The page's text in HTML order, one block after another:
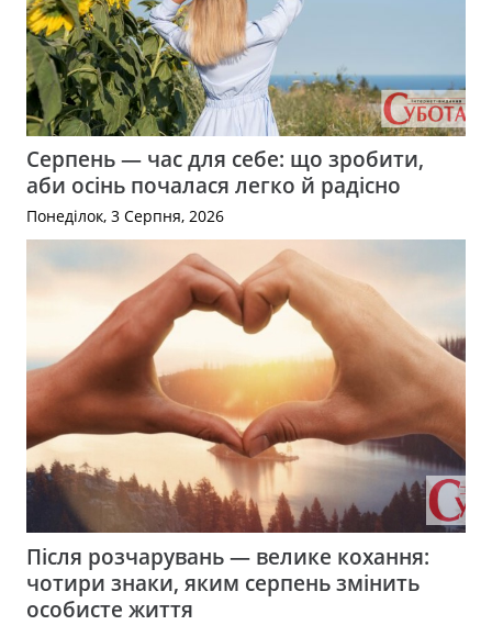
Серпень — час для себе: що зробити,
аби осінь почалася легко й радісно
Понеділок, 3 Серпня, 2026
Після розчарувань — велике кохання:
чотири знаки, яким серпень змінить
особисте життя